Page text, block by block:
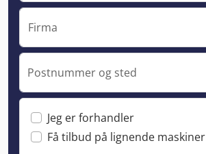
Firma
Postnummer og sted
Jeg er forhandler
Få tilbud på lignende maskiner